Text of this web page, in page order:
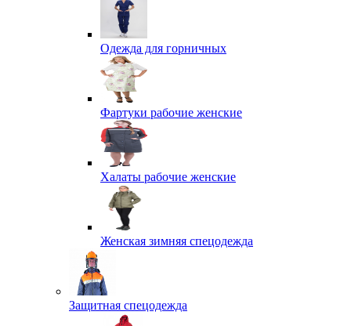
Одежда для горничных
Фартуки рабочие женские
Халаты рабочие женские
Женская зимняя спецодежда
Защитная спецодежда